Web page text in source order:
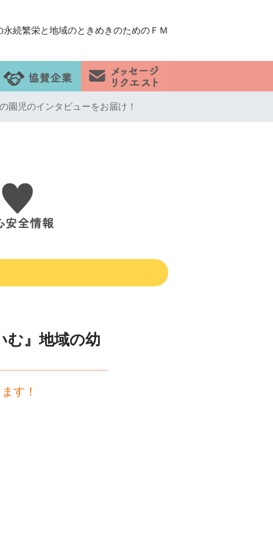
永続繁栄と地域のときめきのためのＦＭ
園児のインタビューをお届け！
む』地域の幼
す！